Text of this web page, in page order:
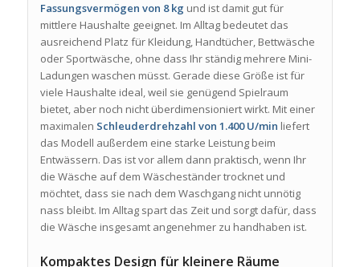
Fassungsvermögen von 8 kg und ist damit gut für
mittlere Haushalte geeignet. Im Alltag bedeutet das
ausreichend Platz für Kleidung, Handtücher, Bettwäsche
oder Sportwäsche, ohne dass Ihr ständig mehrere Mini-
Ladungen waschen müsst. Gerade diese Größe ist für
viele Haushalte ideal, weil sie genügend Spielraum
bietet, aber noch nicht überdimensioniert wirkt. Mit einer
maximalen Schleuderdrehzahl von 1.400 U/min liefert
das Modell außerdem eine starke Leistung beim
Entwässern. Das ist vor allem dann praktisch, wenn Ihr
die Wäsche auf dem Wäscheständer trocknet und
möchtet, dass sie nach dem Waschgang nicht unnötig
nass bleibt. Im Alltag spart das Zeit und sorgt dafür, dass
die Wäsche insgesamt angenehmer zu handhaben ist.
Kompaktes Design für kleinere Räume